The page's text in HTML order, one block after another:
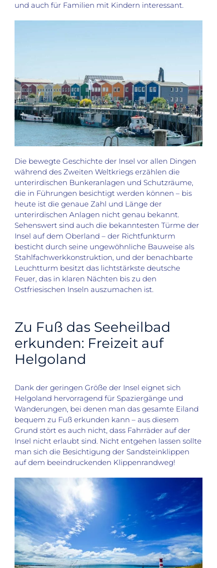
und auch für Familien mit Kindern interessant.
Die bewegte Geschichte der Insel vor allen Dingen
während des Zweiten Weltkriegs erzählen die
unterirdischen Bunkeranlagen und Schutzräume,
die in Führungen besichtigt werden können – bis
heute ist die genaue Zahl und Länge der
unterirdischen Anlagen nicht genau bekannt.
Sehenswert sind auch die bekanntesten Türme der
Insel auf dem Oberland – der Richtfunkturm
besticht durch seine ungewöhnliche Bauweise als
Stahlfachwerkkonstruktion, und der benachbarte
Leuchtturm besitzt das lichtstärkste deutsche
Feuer, das in klaren Nächten bis zu den
Ostfriesischen Inseln auszumachen ist.
Zu Fuß das Seeheilbad
erkunden: Freizeit auf
Helgoland
Dank der geringen Größe der Insel eignet sich
Helgoland hervorragend für Spaziergänge und
Wanderungen, bei denen man das gesamte Eiland
bequem zu Fuß erkunden kann – aus diesem
Grund stört es auch nicht, dass Fahrräder auf der
Insel nicht erlaubt sind. Nicht entgehen lassen sollte
man sich die Besichtigung der Sandsteinklippen
auf dem beeindruckenden Klippenrandweg!